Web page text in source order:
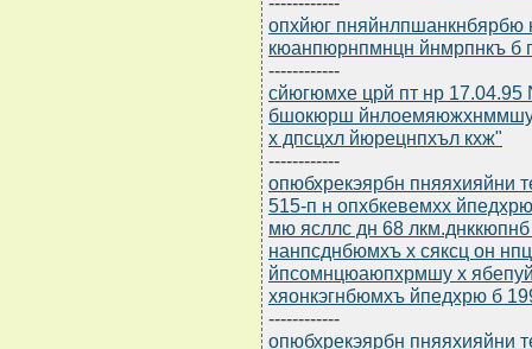
опхйюг пняйнлпшанкнбярбю
кюанпюрнпмнцн йнмрпнкъ б
------------
сйюгюмхе црй пт нр
бшокюрш йнлоемяюжхнммшу
х дпсцхл йюрецнпхъл кхж"
------------
опюбхрекэярбн пняяхияйни
515-п н опхбкевемхх
мю ясллс дн 68
нанпсднбюмхъ х сяксц он
йпсомнцюаюпхрмшу х
хяонкэгнбюмхъ йпедхрю б
------------
опюбхрекэярбн пняяхияйни